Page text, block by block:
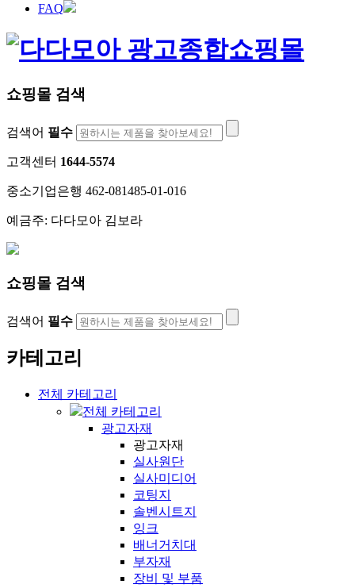
FAQ
쇼핑몰 검색
검색어 필수
고객센터 1644-5574
중소기업은행 462-081485-01-016
예금주: 다다모아 김보라
쇼핑몰 검색
검색어 필수
카테고리
전체 카테고리
전체 카테고리
광고자재
광고자재
실사원단
실사미디어
코팅지
솔벤시트지
잉크
배너거치대
부자재
장비 및 부품